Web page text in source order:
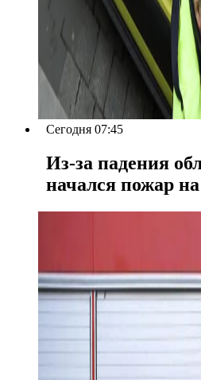
Сегодня 07:45
Из-за падения
начался пожар